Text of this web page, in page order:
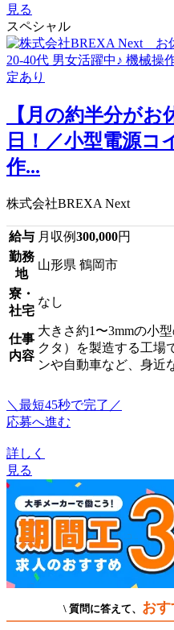
見る
スペシャル
【月の約半分がお
日！／小型電源コ
作...
株式会社BREXA Next
給与 月収例300,000円
勤務
地
山形県 鶴岡市
寮・
社宅
なし
仕事
内容
大きさ約1〜3mmの小
クタ）を製造する工場
ンや自動車など、身近
＼最短45秒で完了／
応募へ進む
詳しく
見る
\ 質問に答えて、 おす